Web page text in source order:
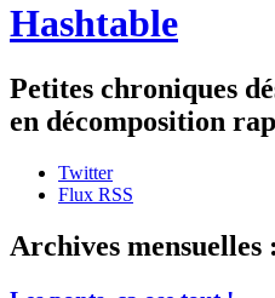
Hashtable
Petites chroniques
en décomposition
Twitter
Flux RSS
Archives mensuelles :